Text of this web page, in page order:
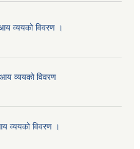
व्ययको विवरण ।
व्ययको विवरण
व्ययको विवरण ।